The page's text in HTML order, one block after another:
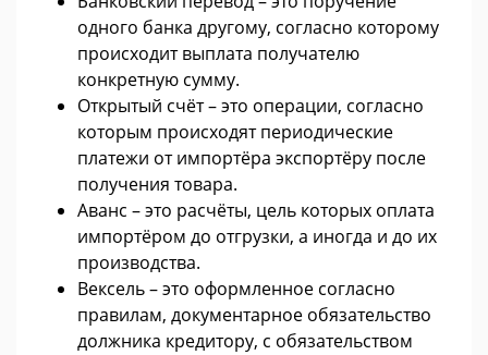
одного банка другому, согласно которому
происходит выплата получателю
конкретную сумму.
Открытый счёт – это операции, согласно
которым происходят периодические
платежи от импортёра экспортёру после
получения товара.
Аванс – это расчёты, цель которых оплата
импортёром до отгрузки, а иногда и до их
производства.
Вексель – это оформленное согласно
правилам, документарное обязательство
должника кредитору, с обязательством